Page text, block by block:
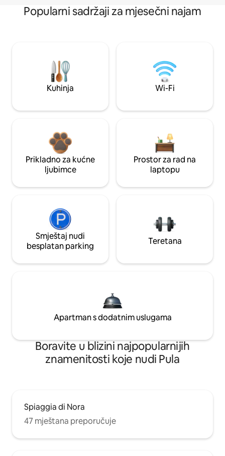
Popularni sadržaji za mjesečni najam
Kuhinja Wi-Fi
Prikladno za kućne
ljubimce
Prostor za rad na
laptopu
Smještaj nudi
besplatan parking
Teretana
Apartman s dodatnim uslugama
Boravite u blizini najpopularnijih
znamenitosti koje nudi Pula
Spiaggia di Nora
47 mještana preporučuje